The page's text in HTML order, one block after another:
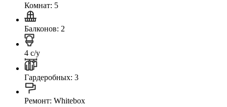
Комнат: 5
Балконов: 2
4 с/у
Гардеробных: 3
Ремонт: Whitebox